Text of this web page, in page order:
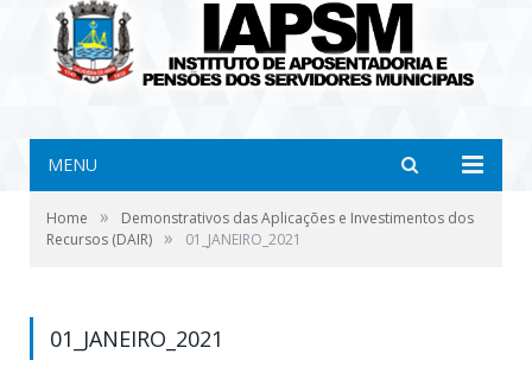
MENU
Home »
Demonstrativos das Aplicações e Investimentos dos
Recursos (DAIR) » 01_JANEIRO_2021
01_JANEIRO_2021